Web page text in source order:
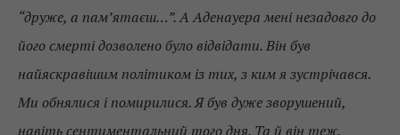
“друже, а пам’ятаєш…”. А Аденауера мені незадовго до
його смерті дозволено було відвідати. Він був
найяскравішим політиком із тих, з ким я зустрічався.
Ми обнялися і помирилися. Я був дуже зворушений,
навіть сентиментальний того дня. Та й він теж.